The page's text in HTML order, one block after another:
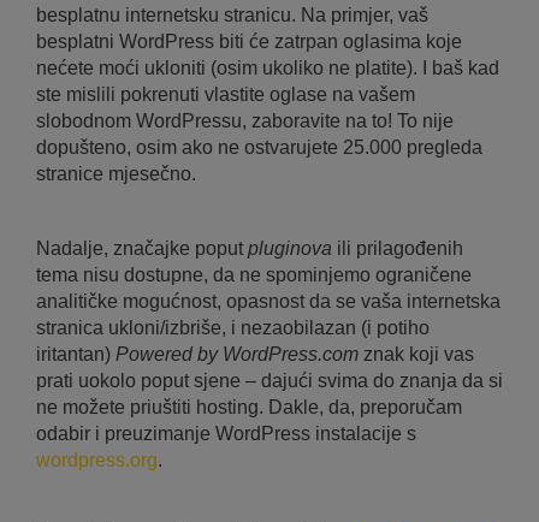
besplatnu internetsku stranicu. Na primjer, vaš
besplatni WordPress biti će zatrpan oglasima koje
nećete moći ukloniti (osim ukoliko ne platite). I baš kad
ste mislili pokrenuti vlastite oglase na vašem
slobodnom WordPressu, zaboravite na to! To nije
dopušteno, osim ako ne ostvarujete 25.000 pregleda
stranice mjesečno.
Nadalje, značajke poput pluginova ili prilagođenih
tema nisu dostupne, da ne spominjemo ograničene
analitičke mogućnost, opasnost da se vaša internetska
stranica ukloni/izbriše, i nezaobilazan (i potiho
iritantan) Powered by WordPress.com znak koji vas
prati uokolo poput sjene – dajući svima do znanja da si
ne možete priuštiti hosting. Dakle, da, preporučam
odabir i preuzimanje WordPress instalacije s
wordpress.org.